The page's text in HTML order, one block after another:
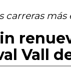
carreras
Vall